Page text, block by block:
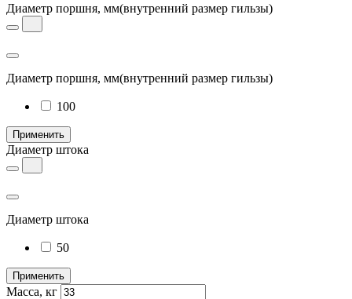
Диаметр поршня, мм(внутренний размер гильзы)
Диаметр поршня, мм(внутренний размер гильзы)
100
Применить
Диаметр штока
Диаметр штока
50
Применить
Масса, кг